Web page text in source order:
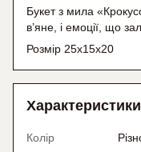
Букет з мила
в’яне, і емоції, що
Розмір 25х15х20
Характеристики
Колір